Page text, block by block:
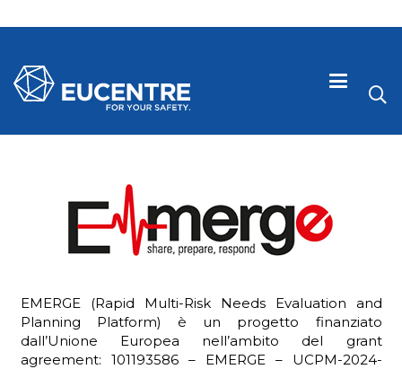
EMERGE (Rapid Multi-Risk Needs Evaluation and
Planning Platform) è un progetto finanziato
dall’Unione Europea nell’ambito del grant
agreement: 101193586 – EMERGE – UCPM-2024-